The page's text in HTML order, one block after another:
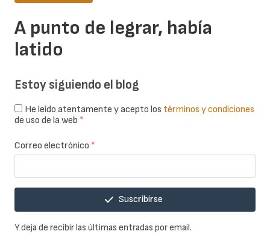
A punto de legrar, había
latido
Estoy siguiendo el blog
He leído atentamente y acepto los términos y condiciones
de uso de la web *
Correo electrónico *
Suscribirse
Y deja de recibir las últimas entradas por email.